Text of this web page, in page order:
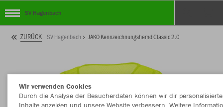
SV Hagenbach
ZURÜCK SV Hagenbach JAKO Kennzeichnungshemd Classic 2.0
Wir verwenden Cookies
Durch die Analyse der Besucherdaten können wir dir personalisierte
Inhalte anzeigen und unsere Website verbessern. Weitere